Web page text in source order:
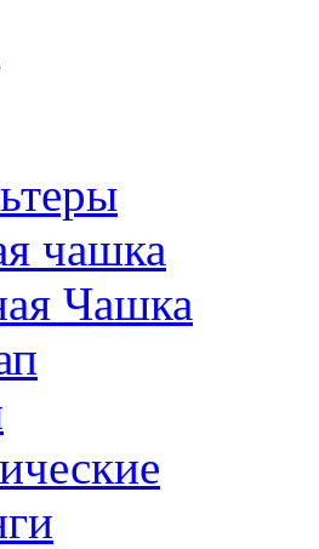
чашка
Чашка